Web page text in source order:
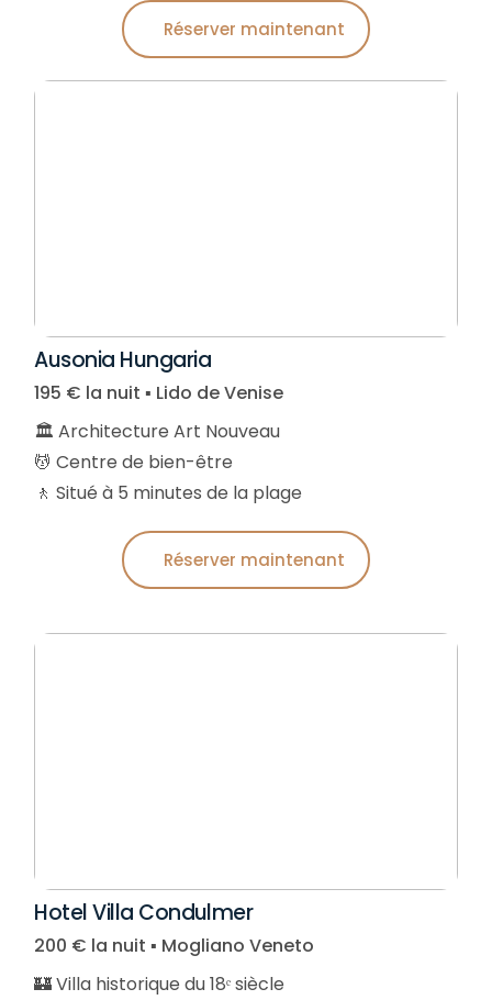
Réserver maintenant
Ausonia Hungaria
195 € la nuit ▪︎ Lido de Venise
🏛️ Architecture Art Nouveau
💆 Centre de bien-être
🚶 Situé à 5 minutes de la plage
Réserver maintenant
Hotel Villa Condulmer
200 € la nuit ▪︎ Mogliano Veneto
🏰 Villa historique du 18ᵉ siècle